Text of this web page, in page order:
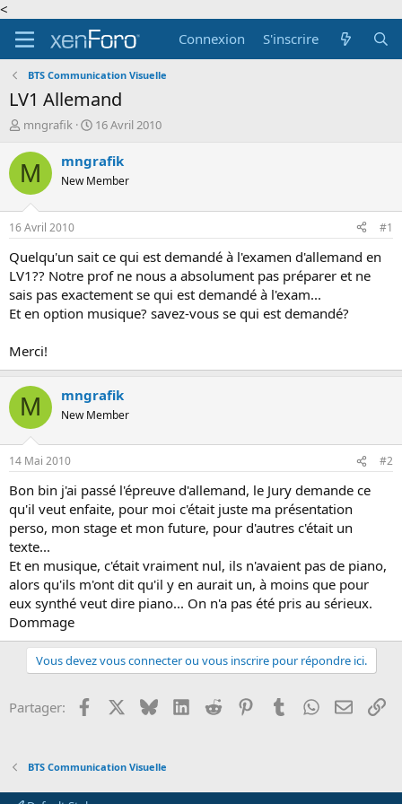
<
Connexion
S'inscrire
BTS Communication Visuelle
LV1 Allemand
A
t
e
r
d
e
a
d
i
s
u
s
s
i
o
n
mngrafik
D
t
d
é
b
t
16 Avril 2010
M mngrafik
New Member
16 Avril 2010 #1
Quelqu'un sait ce qui est demandé à l'examen d'allemand en
LV1?? Notre prof ne nous a absolument pas préparer et ne
sais pas exactement se qui est demandé à l'exam...
Et en option musique? savez-vous se qui est demandé?
Merci!
M mngrafik
New Member
14 Mai 2010 #2
Bon bin j'ai passé l'épreuve d'allemand, le Jury demande ce
qu'il veut enfaite, pour moi c'était juste ma présentation
perso, mon stage et mon future, pour d'autres c'était un
texte...
Et en musique, c'était vraiment nul, ils n'avaient pas de piano,
alors qu'ils m'ont dit qu'il y en aurait un, à moins que pour
eux synthé veut dire piano... On n'a pas été pris au sérieux.
Dommage
Vous devez vous connecter ou vous inscrire pour répondre ici.
Partager: Facebook BlueskyLinkedInReddit PinterestTumblrWhatsApp
Email
BTS Communication Visuelle